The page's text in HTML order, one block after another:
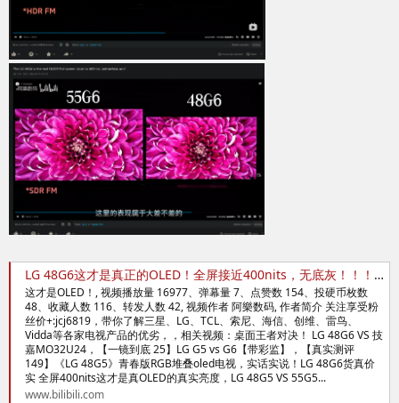
LG 48G6这才是真正的OLED！全屏接近400nits，无底灰！！！_哔哩哔哩_bilibili
这才是OLED！, 视频播放量 16977、弹幕量 7、点赞数 154、投硬币枚数
48、收藏人数 116、转发人数 42, 视频作者 阿樂数码, 作者简介 关注享受粉
丝价+:jcj6819，带你了解三星、LG、TCL、索尼、海信、创维、雷鸟、
Vidda等各家电视产品的优劣，，相关视频：桌面王者对决！ LG 48G6 VS 技
嘉MO32U24，【一镜到底 25】LG G5 vs G6【带彩监】，【真实测评
149】《LG 48G5》青春版RGB堆叠oled电视，实话实说！LG 48G6货真价
实 全屏400nits这才是真OLED的真实亮度，LG 48G5 VS 55G5...
www.bilibili.com